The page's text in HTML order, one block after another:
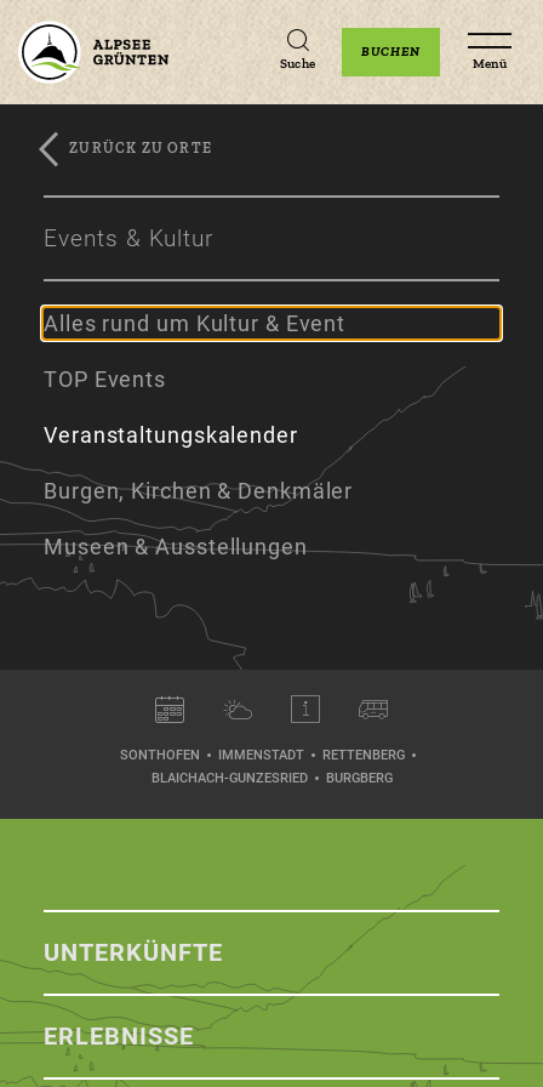
Zum
Zur
Zum
Suche
BUCHEN
Menü
ZURÜCK ZU ORTE
Events & Kultur
Alles rund um Kultur & Event
TOP Events
Veranstaltungskalender
Burgen, Kirchen & Denkmäler
Museen & Ausstellungen
SONTHOFEN IMMENSTADT
RETTENBERG
BLAICHACH-GUNZESRIED
BURGBERG
UNTERKÜNFTE
ERLEBNISSE
Unterkünfte Veranstaltungen